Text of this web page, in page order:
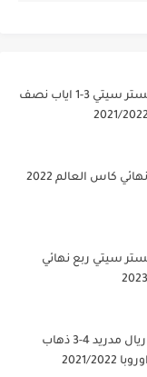
مباراة ريال مدريد و مانشستر سيتي 3-1 اياب نصف
كاس العالم 2022
سيتي ربع نهائي
مباراة مانشستر سيتي و ريال مدريد 4-3 ذهاب
2022